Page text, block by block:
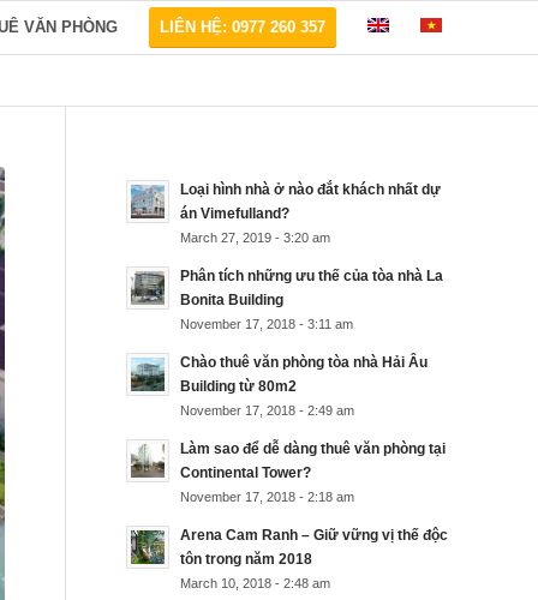
VĂN PHÒNG LIÊN HỆ: 0977 260 357
Loại hình nhà ở nào đắt khách nhất dự
án Vimefulland?
March 27, 2019 - 3:20 am
Phân tích những ưu thế của tòa nhà La
Bonita Building
November 17, 2018 - 3:11 am
Chào thuê văn phòng tòa nhà Hải Âu
Building từ 80m2
November 17, 2018 - 2:49 am
Làm sao để dễ dàng thuê văn phòng tại
Continental Tower?
November 17, 2018 - 2:18 am
Arena Cam Ranh – Giữ vững vị thế độc
tôn trong năm 2018
March 10, 2018 - 2:48 am